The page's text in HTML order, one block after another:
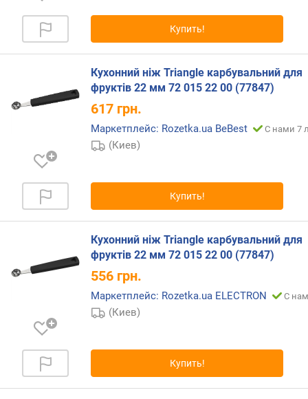
Купить!
Кухонний ніж Triangle карбувальний для
фруктів 22 мм 72 015 22 00 (77847)
617 грн.
Маркетплейс: Rozetka.ua BeBest С нами 7
(Киев)
Купить!
Кухонний ніж Triangle карбувальний для
фруктів 22 мм 72 015 22 00 (77847)
556 грн.
Маркетплейс: Rozetka.ua ELECTRON С
(Киев)
Купить!